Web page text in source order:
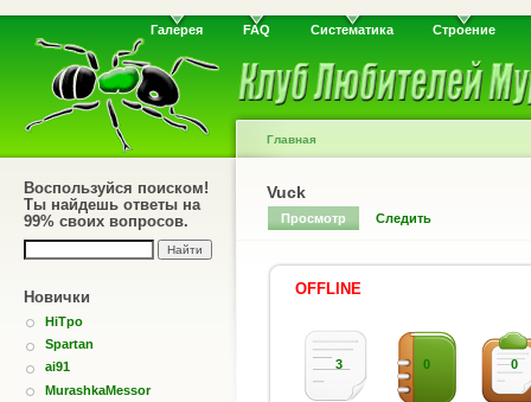
Галерея FAQ Систематика Строение
Воспользуйся поиском!
Ты найдешь ответы на
99% своих вопросов.
Новички
HiTpo
Spartan
ai91
MurashkaMessor
Главная
Vuck
Просмотр Следить
OFFLINE
3 0 0